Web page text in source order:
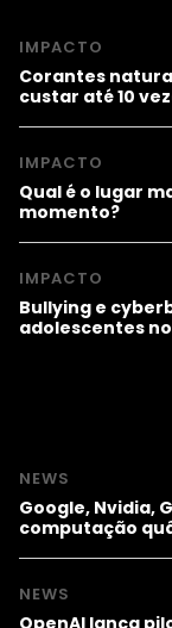
IMPACTO
Corantes
custar até 10
IMPACTO
Qual é o lugar
momento?
IMPACTO
Bullying e
adolescentes
NEWS
Google, Nvidia,
computação
NEWS
OpenAI lança